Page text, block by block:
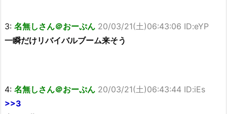
3: 名無しさん＠おーぷん 20/03/21(土)06:43:06 ID:eYP
一瞬だけリバイバルブーム来そう
4: 名無しさん＠おーぷん 20/03/21(土)06:43:44 ID:iEs
>>3